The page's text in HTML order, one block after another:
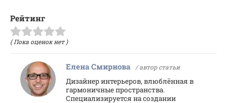
Рейтинг
( Пока оценок нет )
Елена Смирнова / автор статьи
Дизайнер интерьеров, влюблённая в
гармоничные пространства.
Специализируется на создании